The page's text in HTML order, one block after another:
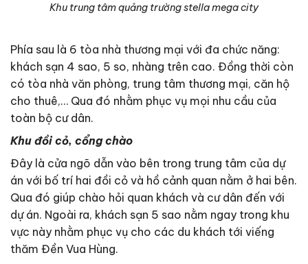
Khu trung tâm quảng trường stella mega city
Phía sau là 6 tòa nhà thương mại với đa chức năng:
khách sạn 4 sao, 5 so, nhàng trên cao. Đồng thời còn
có tòa nhà văn phòng, trung tâm thương mại, căn hộ
cho thuê,… Qua đó nhằm phục vụ mọi nhu cầu của
toàn bộ cư dân.
Khu đồi cỏ, cổng chào
Đây là cửa ngõ dẫn vào bên trong trung tâm của dự
án với bố trí hai đồi cỏ và hồ cảnh quan nằm ở hai bên.
Qua đó giúp chào hỏi quan khách và cư dân đến với
dự án. Ngoài ra, khách sạn 5 sao nằm ngay trong khu
vực này nhằm phục vụ cho các du khách tới viếng
thăm Đền Vua Hùng.